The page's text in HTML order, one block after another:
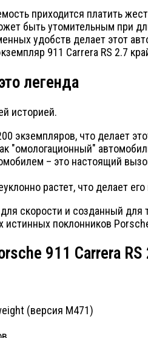
приходится платить
быть утомительным при
удобств делает этот
911 Carrera RS 2.7
легенда
историей.
экземпляров, что делает
"омологационный"
– это настоящий
растет, что делает
скорости и созданный для
истинных поклонников
911 Carrera
(версия M471)